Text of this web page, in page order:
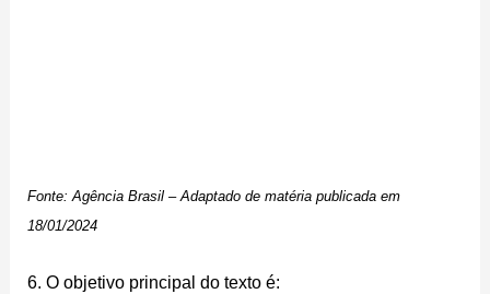
Fonte: Agência Brasil – Adaptado de matéria publicada em
18/01/2024
6. O objetivo principal do texto é: